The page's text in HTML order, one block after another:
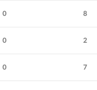
0 8
0 2
0 7